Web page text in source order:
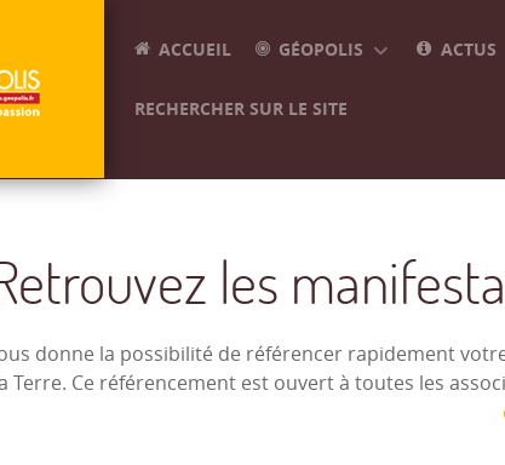
ACCUEIL GÉOPOLIS ACTUS
RECHERCHER SUR LE SITE
les
donne la possibilité de référencer rapidement
Terre. Ce référencement est ouvert à toutes les